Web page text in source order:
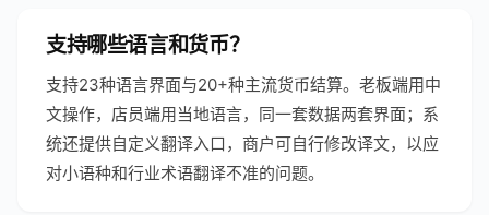
支持哪些语言和货币？
支持23种语言界面与20+种主流货币结算。老板端用中
文操作，店员端用当地语言，同一套数据两套界面；系
统还提供自定义翻译入口，商户可自行修改译文，以应
对小语种和行业术语翻译不准的问题。